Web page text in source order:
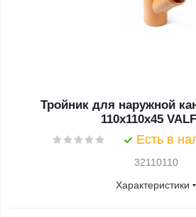
Тройник для наружной
110x110x45
Есть в
32110110
Характеристики